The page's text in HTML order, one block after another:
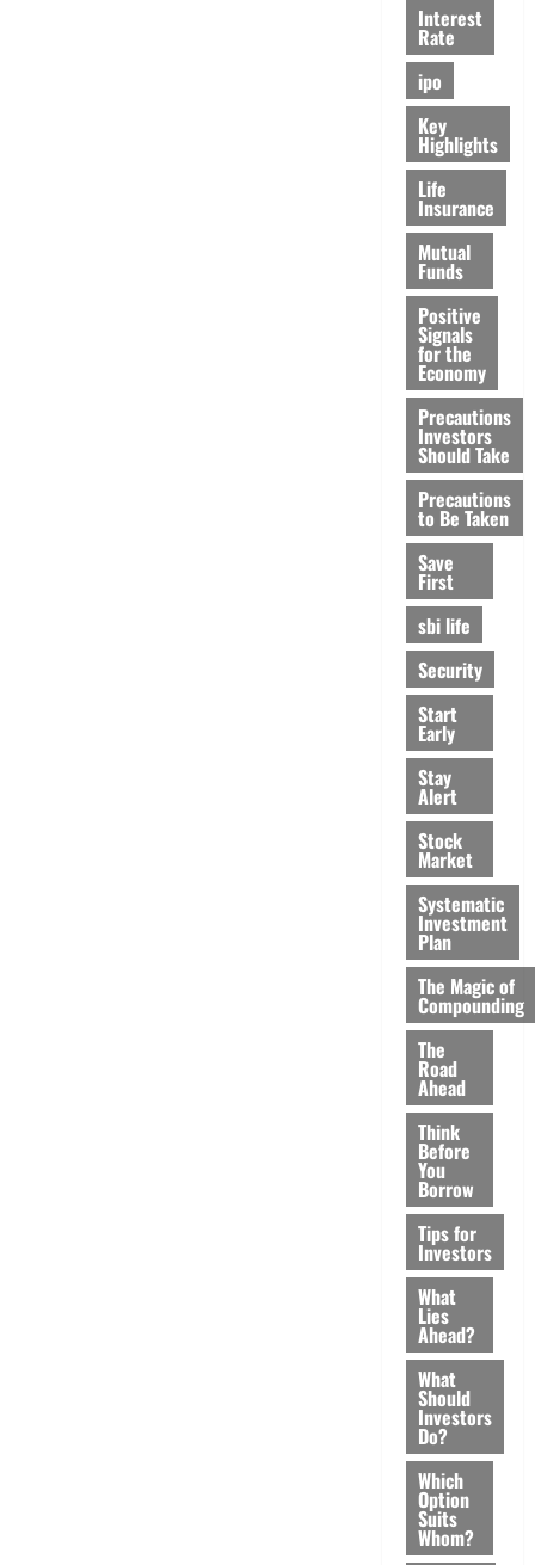
Interest
Rate
ipo
Key
Highlights
Life
Insurance
Mutual
Funds
Positive
Signals
for the
Economy
Precautions
Investors
Should Take
Precautions
to Be Taken
Save
First
sbi life
Security
Start
Early
Stay
Alert
Stock
Market
Systematic
Investment
Plan
The Magic of
Compounding
The
Road
Ahead
Think
Before
You
Borrow
Tips for
Investors
What
Lies
Ahead?
What
Should
Investors
Do?
Which
Option
Suits
Whom?